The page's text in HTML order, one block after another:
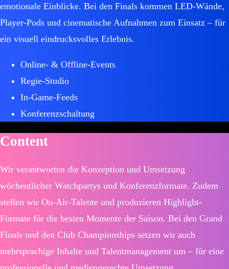
emotionale Einblicke. Bei den Finals kommen LED-Wände,
Player-Pods und cinematische Aufnahmen zum Einsatz – für
ein visuell eindrucksvolles Erlebnis.
Online- & Offline-Events
Regie-Studio
In-Game-Feeds
Konferenzschaltung
Content
Wir verantworten die Konzeption und Umsetzung
wöchentlicher Watchpartys und Konferenzformate. Zudem
stellen wir On-Air-Talente und produzieren Highlight-
Formate für die besten Momente der Saison. Bei den Grand
Finals und den Club Championships setzen wir auch
mehrsprachige Inhalte und Talentmanagement um – für eine